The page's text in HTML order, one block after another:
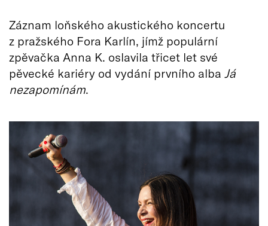
Záznam loňského akustického koncertu
z pražského Fora Karlín, jímž populární
zpěvačka Anna K. oslavila třicet let své
pěvecké kariéry od vydání prvního alba Já
nezapomínám.